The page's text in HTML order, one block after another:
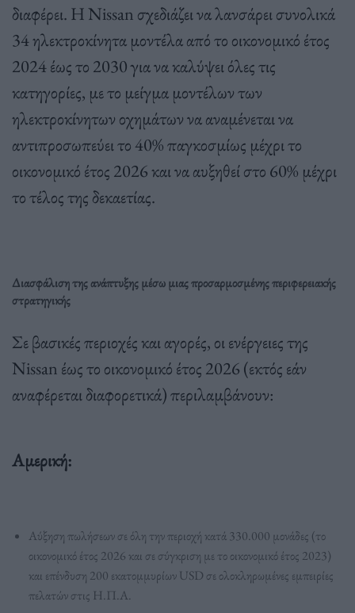
διαφέρει. Η Nissan σχεδιάζει να λανσάρει συνολικά
34 ηλεκτροκίνητα μοντέλα από το οικονομικό έτος
2024 έως το 2030 για να καλύψει όλες τις
κατηγορίες, με το μείγμα μοντέλων των
ηλεκτροκίνητων οχημάτων να αναμένεται να
αντιπροσωπεύει το 40% παγκοσμίως μέχρι το
οικονομικό έτος 2026 και να αυξηθεί στο 60% μέχρι
το τέλος της δεκαετίας.
Διασφάλιση της ανάπτυξης μέσω μιας προσαρμοσμένης περιφερειακής
στρατηγικής
Σε βασικές περιοχές και αγορές, οι ενέργειες της
Nissan έως το οικονομικό έτος 2026 (εκτός εάν
αναφέρεται διαφορετικά) περιλαμβάνουν:
Αμερική:
Αύξηση πωλήσεων σε όλη την περιοχή κατά 330.000 μονάδες (το
οικονομικό έτος 2026 και σε σύγκριση με το οικονομικό έτος 2023)
και επένδυση 200 εκατομμυρίων USD σε ολοκληρωμένες εμπειρίες
πελατών στις Η.Π.Α.